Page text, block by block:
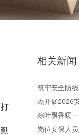
相关新闻
筑牢安全防
杰开展2026
粽叶飘香暖
岗位安保人